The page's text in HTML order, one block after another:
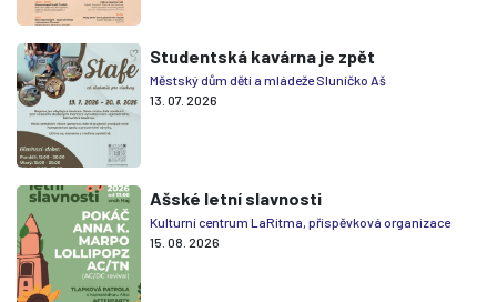
Studentská kavárna je zpět
Městský dům dětí a mládeže Sluníčko Aš
13. 07. 2026
Ašské letní slavnosti
Kulturní centrum LaRitma, příspěvková organizace
15. 08. 2026